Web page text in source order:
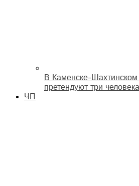
В Каменске-
претендуют три человека
ЧП